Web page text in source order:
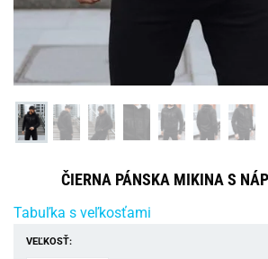
ČIERNA PÁNSKA MIKINA S
Tabuľka s veľkosťami
VEĽKOSŤ: